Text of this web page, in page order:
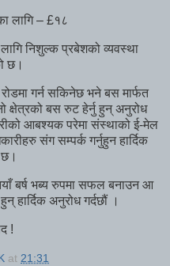
लागि – £१८
लागि निशुल्क प्रबेशको व्यवस्था
छ।
गर्न सकिनेछ भने बस मार्फत
क्षेत्रको बस रुट हेर्नु हुन् अनुरोध
आबश्यक परेमा संस्थाको ई-मेल
संग सम्पर्क गर्नुहुन हार्दिक
बर्ष भब्य रुपमा सफल बनाउन आ
हार्दिक अनुरोध गर्दछौं ।
!
at 21:31